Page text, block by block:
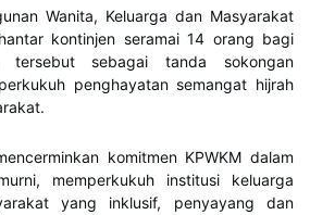
Wanita, Keluarga dan Masyarakat
kontinjen seramai 14 orang bagi
tersebut sebagai tanda sokongan
penghayatan semangat hijrah
komitmen KPWKM dalam
memperkukuh institusi keluarga
yang inklusif, penyayang dan